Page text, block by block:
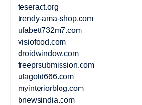
teseract.org
trendy-ama-shop.com
ufabett732m7.com
visiofood.com
droidwindow.com
freeprsubmission.com
ufagold666.com
myinteriorblog.com
bnewsindia.com